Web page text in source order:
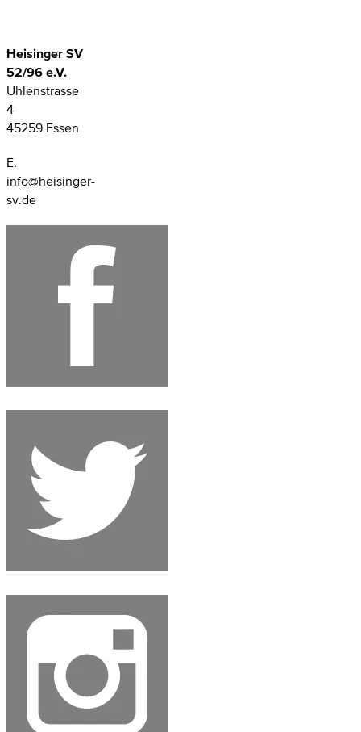
Heisinger SV
52/96 e.V.
Uhlenstrasse
4
45259 Essen
E.
info@heisinger-
sv.de